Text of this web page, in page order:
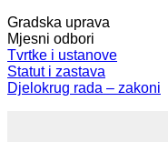
Gradska uprava
Mjesni odbori
Tvrtke i ustanove
Statut i zastava
Djelokrug rada – zakoni